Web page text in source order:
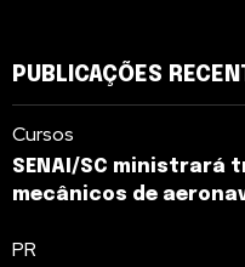
PUBLICAÇÕES
Cursos
SENAI/SC ministrará
mecânicos de
PR